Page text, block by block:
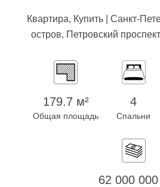
Квартира, Купить | Санкт-
остров, Петровский
179.7 м²
Общая площадь
4
Спальни
62 000